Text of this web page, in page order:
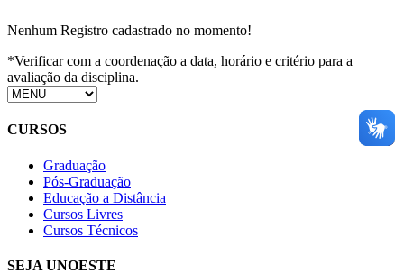
Nenhum Registro cadastrado no momento!
*Verificar com a coordenação a data, horário e critério para a
avaliação da disciplina.
CURSOS
Graduação
Pós-Graduação
Educação a Distância
Cursos Livres
Cursos Técnicos
SEJA UNOESTE